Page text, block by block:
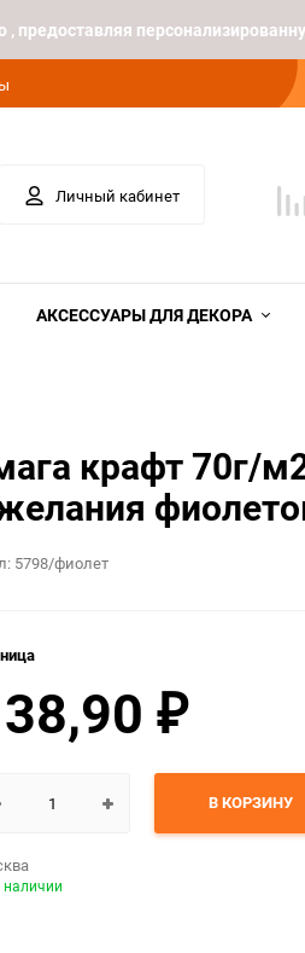
, предоставляя
Личный кабинет
АКСЕССУАРЫ ДЛЯ ДЕКОРА
крафт 70г/
5798/фиолет
₽
В КОРЗИНУ
наличии